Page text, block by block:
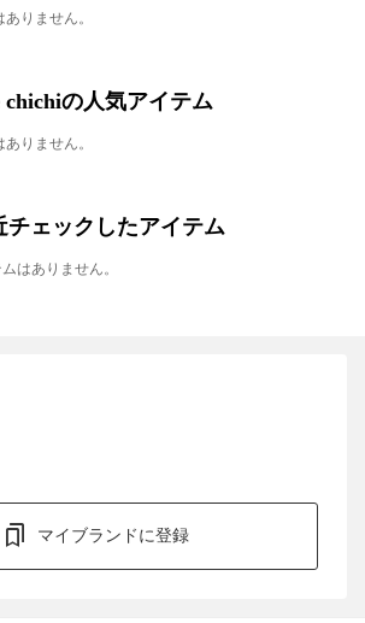
りません。
chichiの人気アイテム
りません。
チェックしたアイテム
はありません。
マイブランドに登録